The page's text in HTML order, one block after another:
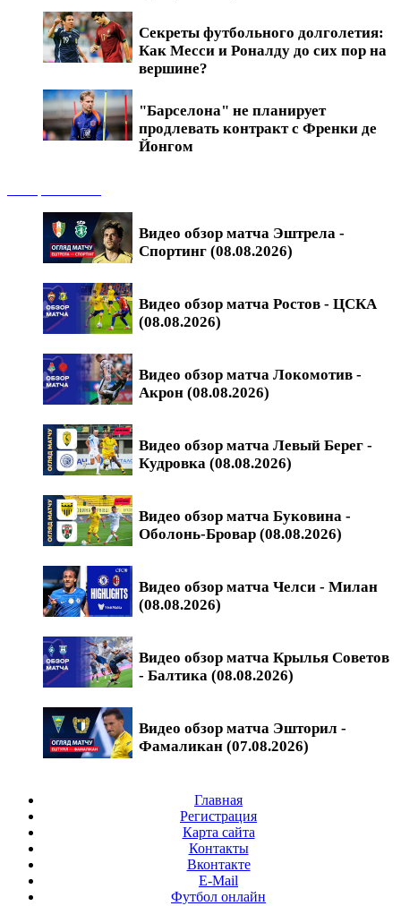
Секреты футбольного долголетия:
Как Месси и Роналду до сих пор на
вершине?
"Барселона" не планирует
продлевать контракт с Френки де
Йонгом
Видео обзор матча Эштрела -
Спортинг (08.08.2026)
Видео обзор матча Ростов - ЦСКА
(08.08.2026)
Видео обзор матча Локомотив -
Акрон (08.08.2026)
Видео обзор матча Левый Берег -
Кудровка (08.08.2026)
Видео обзор матча Буковина -
Оболонь-Бровар (08.08.2026)
Видео обзор матча Челси - Милан
(08.08.2026)
Видео обзор матча Крылья Советов
- Балтика (08.08.2026)
Видео обзор матча Эшторил -
Фамаликан (07.08.2026)
Главная
Регистрация
Карта сайта
Контакты
Вконтакте
E-Mail
Футбол онлайн